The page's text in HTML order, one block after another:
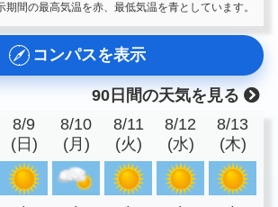
間の最高気温を赤、最低気温を青としています。
コンパスを表示
90日間の天気を見る
8/9
(日)
8/10
(月)
8/11
(火)
8/12
(水)
8/13
(木)